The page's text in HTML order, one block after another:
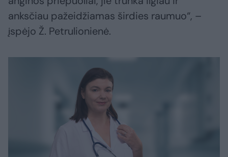
anksčiau pažeidžiamas širdies raumuo“, –
įspėjo Ž. Petrulionienė.